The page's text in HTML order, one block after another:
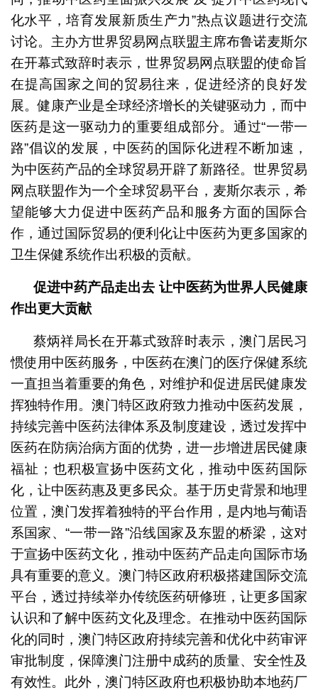
化水平，培育发展新质生产力”热点议题进行交流
讨论。主办方世界贸易网点联盟主席布鲁诺麦斯尔
在开幕式致辞时表示，世界贸易网点联盟的使命旨
在提高国家之间的贸易往来，促进经济的良好发
展。健康产业是全球经济增长的关键驱动力，而中
医药是这一驱动力的重要组成部分。通过“一带一
路”倡议的发展，中医药的国际化进程不断加速，
为中医药产品的全球贸易开辟了新路径。世界贸易
网点联盟作为一个全球贸易平台，麦斯尔表示，希
望能够大力促进中医药产品和服务方面的国际合
作，通过国际贸易的便利化让中医药为更多国家的
卫生保健系统作出积极的贡献。
促进中药产品走出去 让中医药为世界人民健康
作出更大贡献
蔡炳祥局长在开幕式致辞时表示，澳门居民习
惯使用中医药服务，中医药在澳门的医疗保健系统
一直担当着重要的角色，对维护和促进居民健康发
挥独特作用。澳门特区政府致力推动中医药发展，
持续完善中医药法律体系及制度建设，透过发挥中
医药在防病治病方面的优势，进一步增进居民健康
福祉；也积极宣扬中医药文化，推动中医药国际
化，让中医药惠及更多民众。基于历史背景和地理
位置，澳门发挥着独特的平台作用，是内地与葡语
系国家、“一带一路”沿线国家及东盟的桥梁，这对
于宣扬中医药文化，推动中医药产品走向国际市场
具有重要的意义。澳门特区政府积极搭建国际交流
平台，透过持续举办传统医药研修班，让更多国家
认识和了解中医药文化及理念。在推动中医药国际
化的同时，澳门特区政府持续完善和优化中药审评
审批制度，保障澳门注册中成药的质量、安全性及
有效性。此外，澳门特区政府也积极协助本地药厂